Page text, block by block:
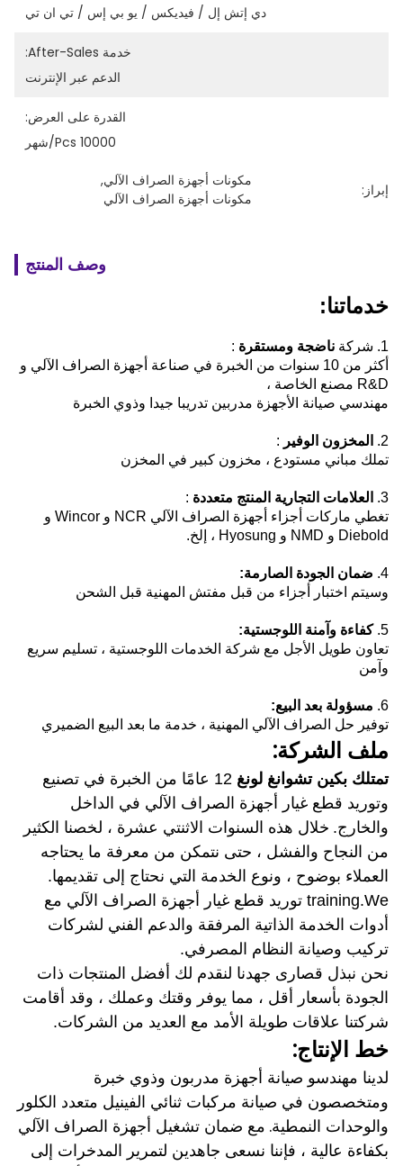
دي إتش إل / فيديكس / يو بي إس / تي ان تي
خدمة After-Sales:
الدعم عبر الإنترنت
القدرة على العرض:
10000 Pcs/شهر
إبراز:
مكونات أجهزة الصراف الآلي,
مكونات أجهزة الصراف الآلي
وصف المنتج
خدماتنا:
1. شركة ناضجة ومستقرة :
أكثر من 10 سنوات من الخبرة في صناعة أجهزة الصراف الآلي و
R&D مصنع الخاصة ،
مهندسي صيانة الأجهزة مدربين تدريبا جيدا وذوي الخبرة
2. المخزون الوفير :
تملك مباني مستودع ، مخزون كبير في المخزن
3. العلامات التجارية المنتج متعددة :
تغطي ماركات أجزاء أجهزة الصراف الآلي NCR و Wincor و
Diebold و NMD و Hyosung ، إلخ.
4. ضمان الجودة الصارمة:
وسيتم اختبار أجزاء من قبل مفتش المهنية قبل الشحن
5. كفاءة وآمنة اللوجستية:
تعاون طويل الأجل مع شركة الخدمات اللوجستية ، تسليم سريع
وآمن
6. مسؤولة بعد البيع:
توفير حل الصراف الآلي المهنية ، خدمة ما بعد البيع الضميري
ملف الشركة:
تمتلك بكين تشوانغ لونغ
12 عامًا من الخبرة في تصنيع
وتوريد قطع غيار أجهزة الصراف الآلي في الداخل
والخارج. خلال هذه السنوات الاثنتي عشرة ، لخصنا الكثير
من النجاح والفشل ، حتى نتمكن من معرفة ما يحتاجه
العملاء بوضوح ، ونوع الخدمة التي نحتاج إلى تقديمها.
training.We توريد قطع غيار أجهزة الصراف الآلي مع
أدوات الخدمة الذاتية المرفقة والدعم الفني لشركات
تركيب وصيانة النظام المصرفي.
نحن نبذل قصارى جهدنا لنقدم لك أفضل المنتجات ذات
الجودة بأسعار أقل ، مما يوفر وقتك وعملك ، وقد أقامت
شركتنا علاقات طويلة الأمد مع العديد من الشركات.
خط الإنتاج:
لدينا مهندسو صيانة أجهزة مدربون وذوي خبرة
ومتخصصون في صيانة مركبات ثنائي الفينيل متعدد الكلور
والوحدات النمطية. مع ضمان تشغيل أجهزة الصراف الآلي
بكفاءة عالية ، فإننا نسعى جاهدين لتمرير المدخرات إلى